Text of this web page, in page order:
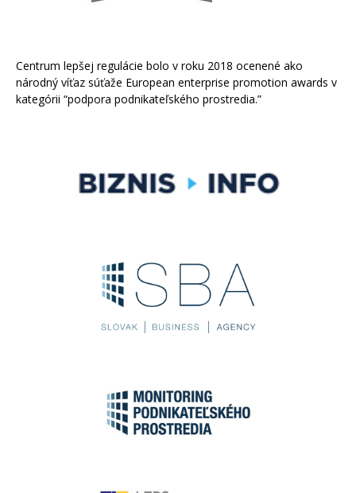
Centrum lepšej regulácie bolo v roku 2018 ocenené ako
národný víťaz súťaže European enterprise promotion awards v
kategórii “podpora podnikateľského prostredia.”